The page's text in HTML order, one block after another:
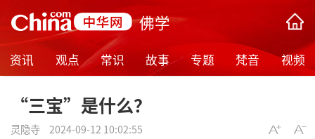
佛学
资讯 观点 常识 故事 专题 梵音 视频
“三宝”是什么？
灵隐寺 2024-09-12 10:02:55